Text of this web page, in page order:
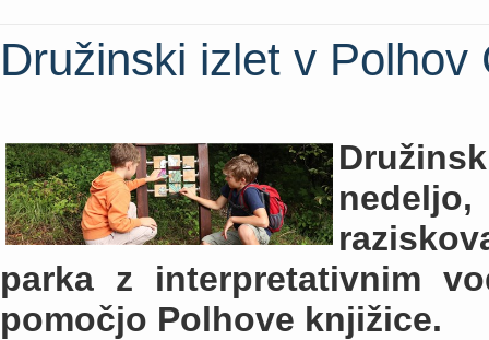
Družinski izlet v Polhov
parka z interpretativnim
pomočjo Polhove knjižice.